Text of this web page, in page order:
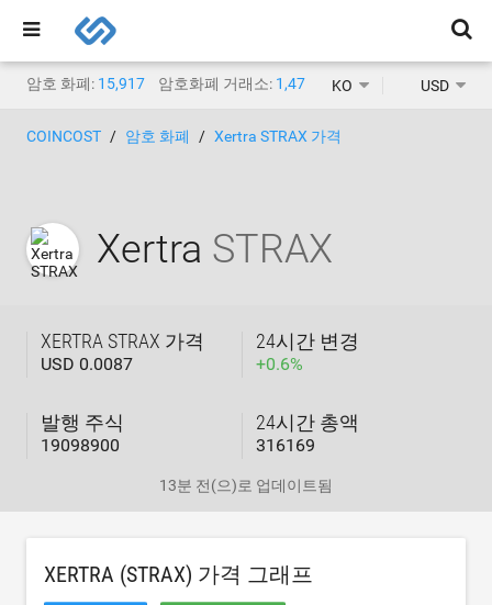
암호 화폐: 15,917 암호화폐 거래소: 1,471 KO USD
COINCOST 암호 화폐 Xertra STRAX 가격
Xertra STRAX
XERTRA STRAX 가격
USD 0.0087
24시간 변경
+0.6%
발행 주식
19098900
24시간 총액
316169
13분 전(으)로 업데이트됨
XERTRA (STRAX) 가격 그래프